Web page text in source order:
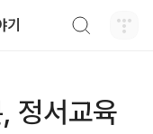
정서교육